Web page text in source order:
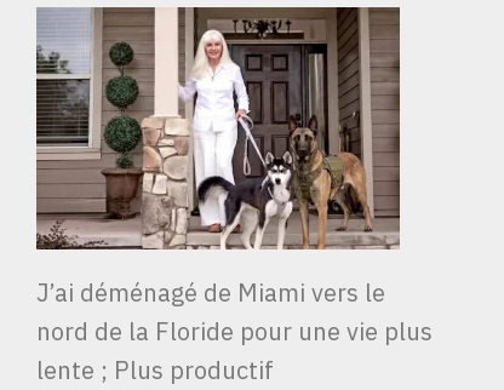
J’ai déménagé de Miami vers le
nord de la Floride pour une vie plus
lente ; Plus productif